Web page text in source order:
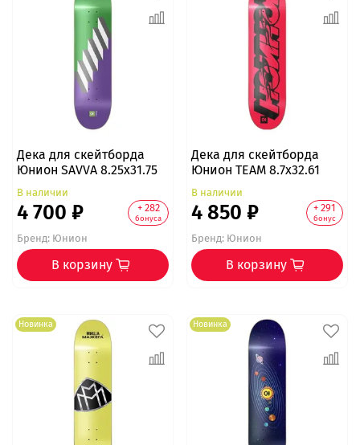
Дека для скейтборда
Юнион SAVVA 8.25x31.75
В наличии
4 700 ₽ + 282
бонуса
Бренд:Юнион
В корзину
Дека для скейтборда
Юнион TEAM 8.7x32.61
В наличии
4 850 ₽ + 291
бонус
Бренд:Юнион
В корзину
Новинка Новинка